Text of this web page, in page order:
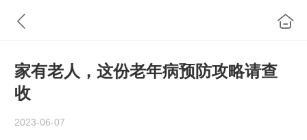
家有老人，这份老年病预防攻略请查
收
2023-06-07